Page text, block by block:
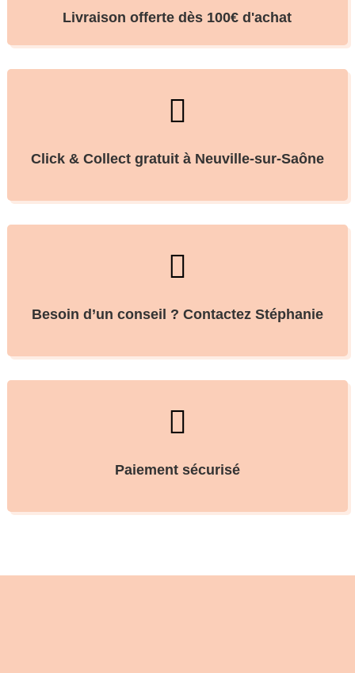
Livraison offerte dès 100€ d'achat

Click & Collect gratuit à Neuville-sur-Saône

Besoin d’un conseil ? Contactez Stéphanie

Paiement sécurisé